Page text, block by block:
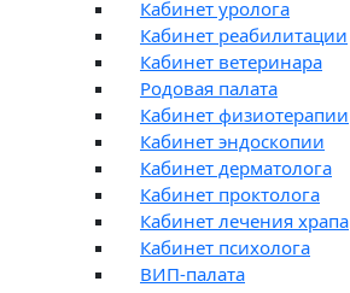
Кабинет уролога
Кабинет реабилитации
Кабинет ветеринара
Родовая палата
Кабинет физиотерапии
Кабинет эндоскопии
Кабинет дерматолога
Кабинет проктолога
Кабинет лечения храпа
Кабинет психолога
ВИП-палата